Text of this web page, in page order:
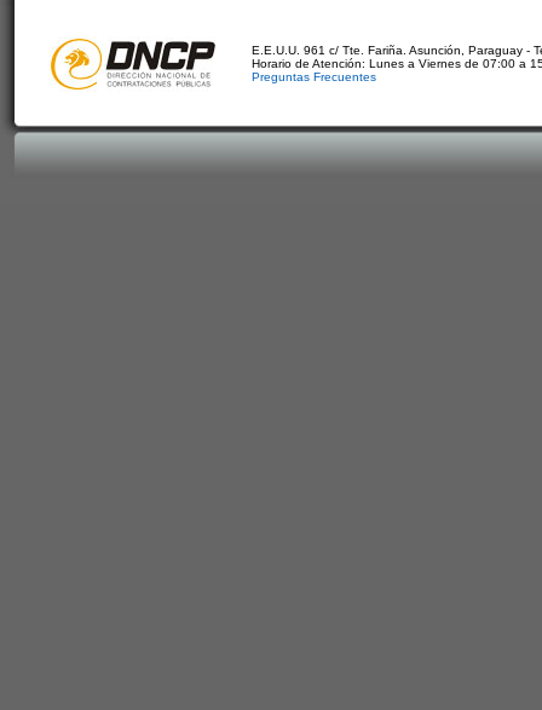
E.E.U.U. 961 c/ Tte. Fariña. Asunción, Paraguay -
Horario de Atención: Lunes a Viernes de 07:00 a
Preguntas Frecuentes